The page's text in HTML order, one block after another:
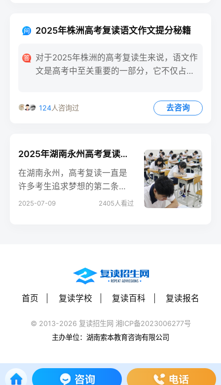
科学压力管理、动态学习规
2025年株洲高考复读语文作文提分秘籍
对于2025年株洲的高考复读生来说，语文作
文是高考中至关重要的一部分，它不仅占据
124人咨询过 去咨询
2025年湖南永州高考复读学校提分案例分析
在湖南永州，高考复读一直是
许多考生追求梦想的第二条道
路。通过复读，许多学生成功
考复读生提供参考和启示。
2025-07-09 2405 人看过
首页 复读学校 复读百科 复读报名
© 2013-2026 复读招生网 湘ICP备2023006277号
主办单位：湖南索本教育咨询有限公司